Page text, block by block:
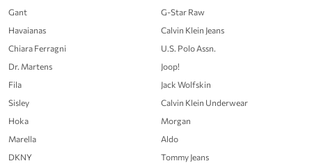
Gant
Havaianas
Chiara Ferragni
Dr. Martens
Fila
Sisley
Hoka
Marella
DKNY
G-Star Raw
Calvin Klein Jeans
U.S. Polo Assn.
Joop!
Jack Wolfskin
Calvin Klein Underwear
Morgan
Aldo
Tommy Jeans